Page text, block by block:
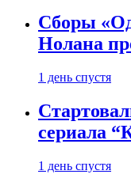
Сборы
Нолана
1 день спустя
сериала
1 день спустя